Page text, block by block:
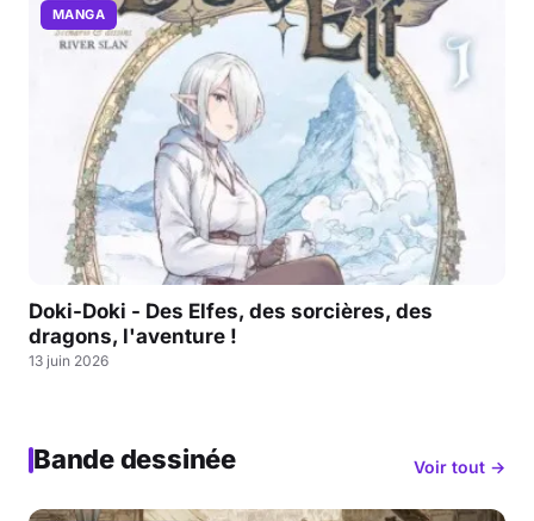
MANGA
Doki-Doki - Des Elfes, des sorcières, des
dragons, l'aventure !
13 juin 2026
Bande dessinée Voir tout →